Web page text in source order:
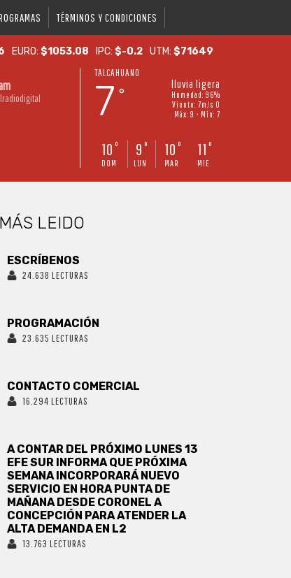
TÉRMINOS Y CONDICIONES
EURO:$1053.08 IPC:$-0.2 UTM:$71649
TALCAHUANO
7 °
lluvia ligera
Humedad: 96%
Viento: 7m/s O
Máx: 9 • Mín: 7
10 °
DOM
9 °
LUN
10 °
MAR
11 °
MIE
LEIDO
ESCRÍBENOS
24.638 LECTURAS
PROGRAMACIÓN
23.635 LECTURAS
CONTACTO COMERCIAL
16.294 LECTURAS
A CONTAR DEL PRÓXIMO LUNES 13
EFE SUR INFORMA QUE PRÓXIMA
SEMANA INCORPORARÁ NUEVO
SERVICIO EN HORA PUNTA DE
MAÑANA DESDE CORONEL A
CONCEPCIÓN PARA ATENDER LA
ALTA DEMANDA EN L2
13.763 LECTURAS